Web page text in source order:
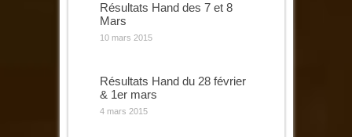
Résultats Hand des 7 et 8
Mars
10 mars 2015
Résultats Hand du 28 février
& 1er mars
4 mars 2015